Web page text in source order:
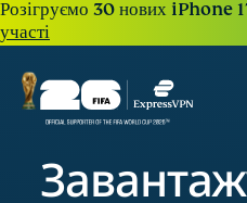
Розігруємо 30 нових iPhone
участі